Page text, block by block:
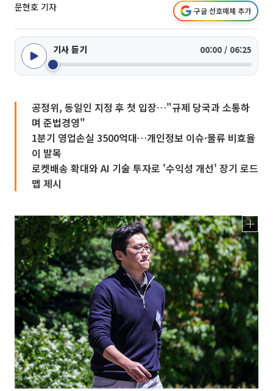
문현호 기자 구글 선호매체 추가
기사 듣기 00:00 / 06:25
공정위, 동일인 지정 후 첫 입장…"규제 당국과 소통하
며 준법경영"
1분기 영업손실 3500억대…개인정보 이슈·물류 비효율
이 발목
로켓배송 확대와 AI 기술 투자로 '수익성 개선' 장기 로드
맵 제시